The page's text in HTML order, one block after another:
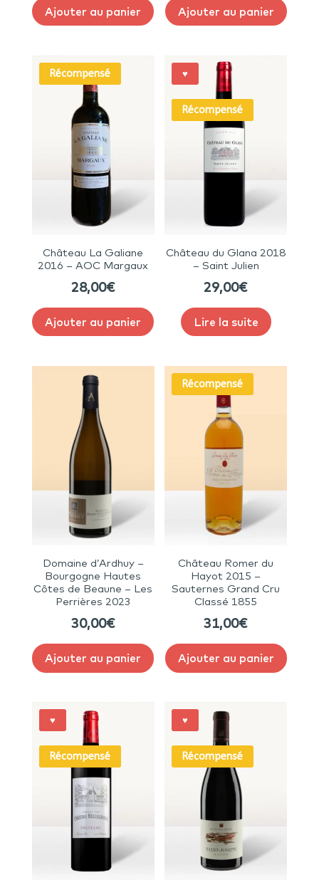
Ajouter au panier Ajouter au panier
Récompensé
Château La Galiane
2016 – AOC Margaux
28,00€
Ajouter au panier
♥
Récompensé
Château du Glana 2018
– Saint Julien
29,00€
Lire la suite
Domaine d’Ardhuy –
Bourgogne Hautes
Côtes de Beaune – Les
Perrières 2023
30,00€
Ajouter au panier
Récompensé
Château Romer du
Hayot 2015 –
Sauternes Grand Cru
Classé 1855
31,00€
Ajouter au panier
♥
Récompensé
♥
Récompensé